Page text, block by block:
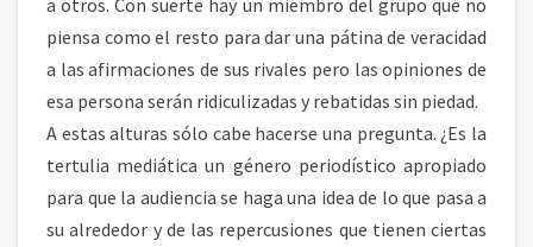
piensa como el resto para dar una pátina de veracidad
a las afirmaciones de sus rivales pero las opiniones de
esa persona serán ridiculizadas y rebatidas sin piedad.
A estas alturas sólo cabe hacerse una pregunta. ¿Es la
tertulia mediática un género periodístico apropiado
para que la audiencia se haga una idea de lo que pasa a
su alrededor y de las repercusiones que tienen ciertas